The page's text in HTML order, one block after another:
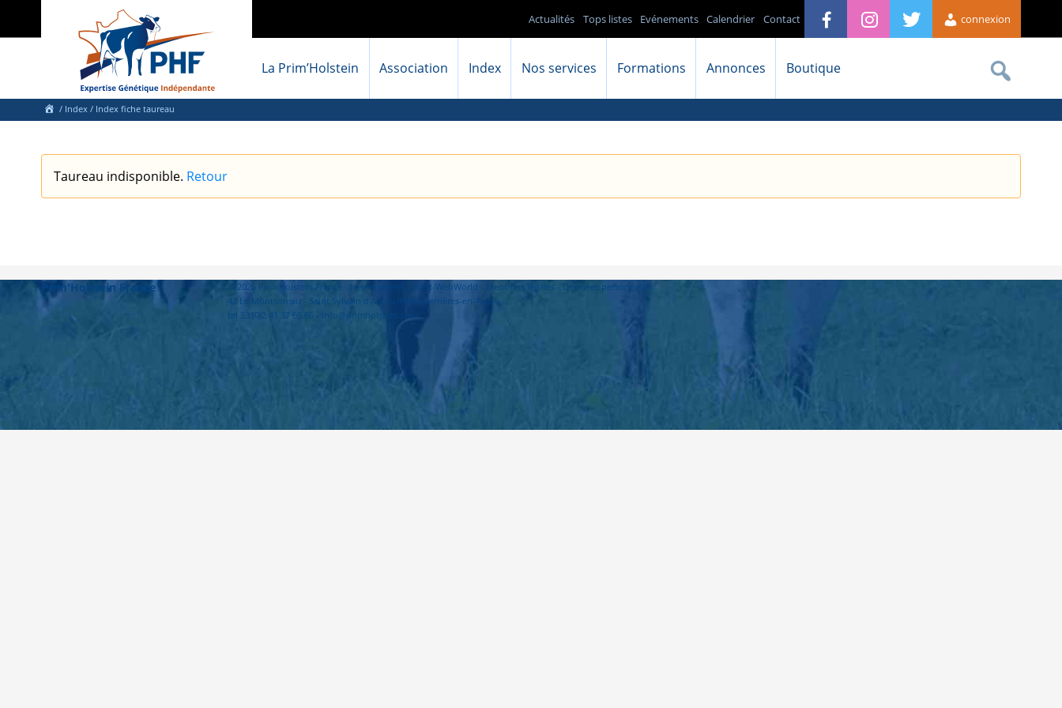
connexion
Contact
Calendrier
Evénements
Tops listes
Actualités
La Prim’Holstein Association Index Nos services Formations Annonces Boutique
/ Index / Index fiche taureau
Taureau indisponible. Retour
Prim'Holstein France © 2026 Prim'Holstein France - Hébergement : West-WebWorld - Mentions légales- Données personnelles
42 Le Montsoreau - Saint Sylvain d'Anjou 49480 Verrières-en-Anjou
tel 33 (0)2 41 37 66 66 - info@primholstein.com